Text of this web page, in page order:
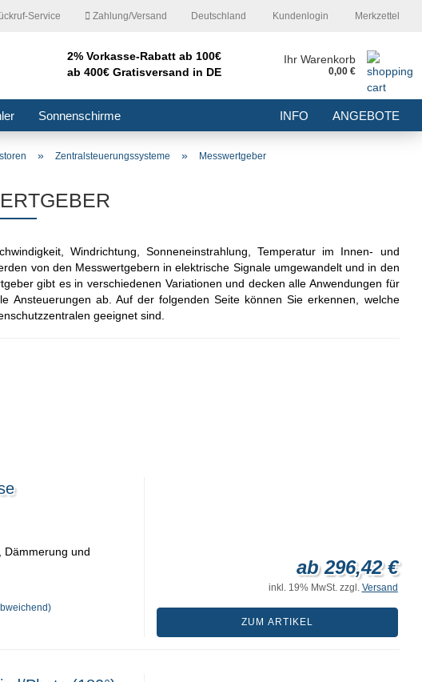
Service Zahlung/Versand Deutschland
Lieferland
Kundenlogin
Passwort vergessen?
Merkzettel
2% Vorkasse-Rabatt ab 100€
ab 400€ Gratisversand in DE
Ihr Warenkorb
0,00 €
Sonnenschirme INFO ANGEBOTE
» Zentralsteuerungssysteme » Messwertgeber
Windrichtung, Sonneneinstrahlung, Temperatur im Innen- und
von den Messwertgebern in elektrische Signale umgewandelt und in den
gibt es in verschiedenen Variationen und decken alle Anwendungen für
Ansteuerungen ab. Auf der folgenden Seite können Sie erkennen, welche
geeignet sind.
Dämmerung und
ab 296,42 €
inkl. 19% MwSt. zzgl. Versand
ZUM ARTIKEL